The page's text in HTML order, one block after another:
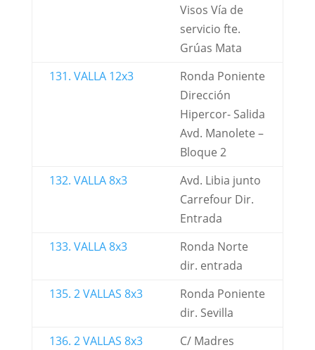
Visos Vía de
servicio fte.
Grúas Mata
131. VALLA 12x3
Ronda Poniente
Dirección
Hipercor- Salida
Avd. Manolete –
Bloque 2
132. VALLA 8x3
Avd. Libia junto
Carrefour Dir.
Entrada
133. VALLA 8x3
Ronda Norte
dir. entrada
135. 2 VALLAS 8x3
Ronda Poniente
dir. Sevilla
136. 2 VALLAS 8x3
C/ Madres